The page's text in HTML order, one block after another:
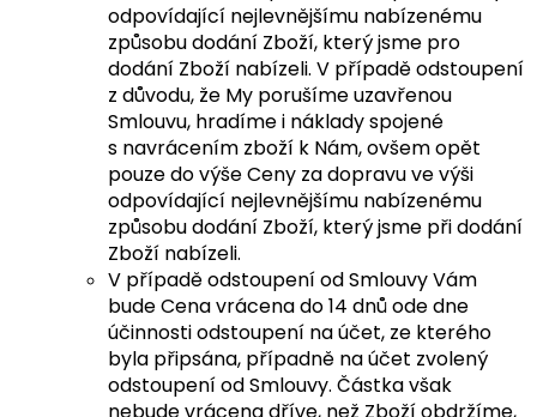
odpovídající nejlevnějšímu nabízenému
způsobu dodání Zboží, který jsme pro
dodání Zboží nabízeli. V případě odstoupení
z důvodu, že My porušíme uzavřenou
Smlouvu, hradíme i náklady spojené
s navrácením zboží k Nám, ovšem opět
pouze do výše Ceny za dopravu ve výši
odpovídající nejlevnějšímu nabízenému
způsobu dodání Zboží, který jsme při dodání
Zboží nabízeli.
V případě odstoupení od Smlouvy Vám
bude Cena vrácena do 14 dnů ode dne
účinnosti odstoupení na účet, ze kterého
byla připsána, případně na účet zvolený
odstoupení od Smlouvy. Částka však
nebude vrácena dříve, než Zboží obdržíme,